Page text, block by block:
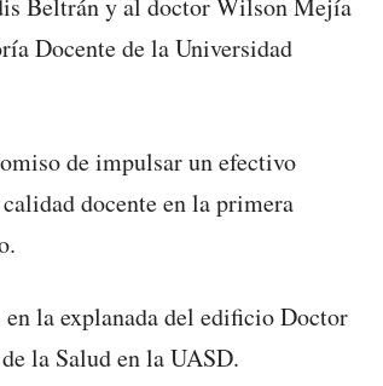
Docente de la Universidad
de impulsar un efectivo
docente en la primera
la explanada del edificio Doctor
la Salud en la UASD.